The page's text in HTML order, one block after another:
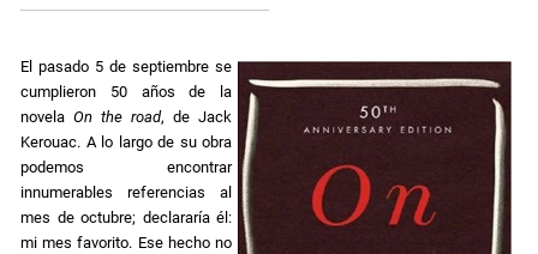
El pasado 5 de septiembre se
cumplieron 50 años de la
novela On the road, de Jack
Kerouac. A lo largo de su obra
podemos encontrar
innumerables referencias al
mes de octubre; declararía él:
mi mes favorito. Ese hecho no